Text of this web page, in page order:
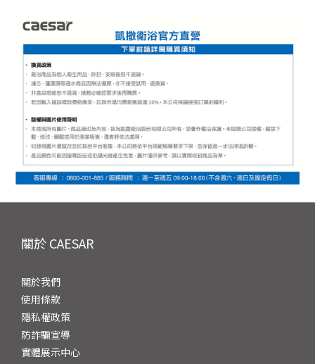
關於 CAESAR
關於我們
使用條款
隱私權政策
防詐騙宣導
實體展示中心